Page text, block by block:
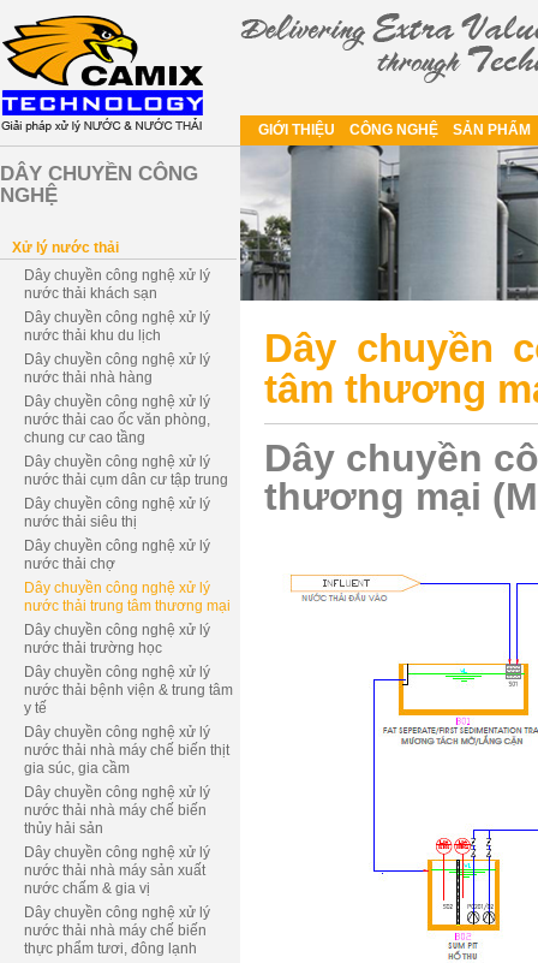
GIỚI THIỆU CÔNG NGHỆ SẢN PHẨM
DÂY CHUYỀN CÔNG
NGHỆ
Xử lý nước thải
Dây chuyền công nghệ xử lý
nước thải khách sạn
Dây chuyền công nghệ xử lý
nước thải khu du lịch
Dây chuyền công nghệ xử lý
nước thải nhà hàng
Dây chuyền công nghệ xử lý
nước thải cao ốc văn phòng,
chung cư cao tầng
Dây chuyền công nghệ xử lý
nước thải cụm dân cư tập trung
Dây chuyền công nghệ xử lý
nước thải siêu thị
Dây chuyền công nghệ xử lý
nước thải chợ
Dây chuyền công nghệ xử lý
nước thải trung tâm thương mại
Dây chuyền công nghệ xử lý
nước thải trường học
Dây chuyền công nghệ xử lý
nước thải bệnh viện & trung tâm
y tế
Dây chuyền công nghệ xử lý
nước thải nhà máy chế biến thịt
gia súc, gia cầm
Dây chuyền công nghệ xử lý
nước thải nhà máy chế biến
thủy hải sản
Dây chuyền công nghệ xử lý
nước thải nhà máy sản xuất
nước chấm & gia vị
Dây chuyền công nghệ xử lý
nước thải nhà máy chế biến
thực phẩm tươi, đông lạnh
Dây chuyền
tâm thương
Dây chuyền
thương mại